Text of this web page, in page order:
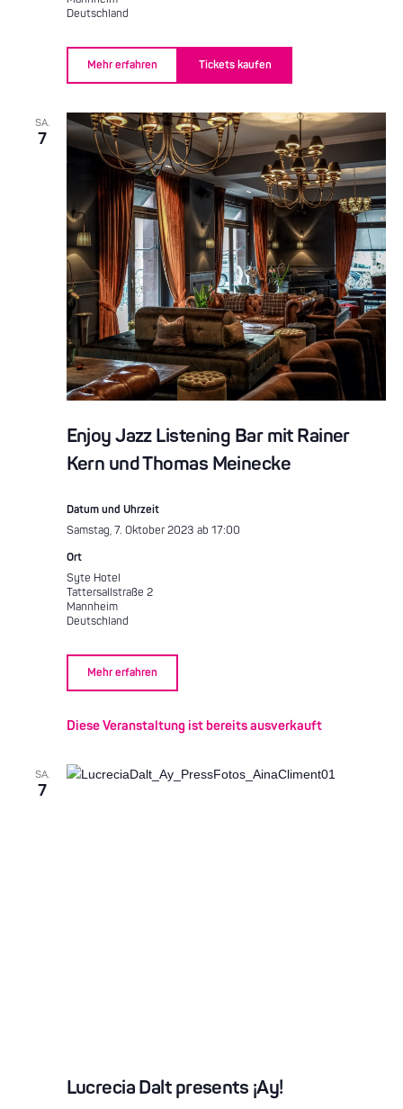
Deutschland
Mehr erfahren Tickets kaufen
SA.
7
Enjoy Jazz Listening Bar mit Rainer
Kern und Thomas Meinecke
Datum und Uhrzeit
Samstag, 7. Oktober 2023 ab 17:00
Ort
Syte Hotel
Tattersallstraße 2
Mannheim
Deutschland
Mehr erfahren
Diese Veranstaltung ist bereits ausverkauft
SA.
7
Lucrecia Dalt presents ¡Ay!